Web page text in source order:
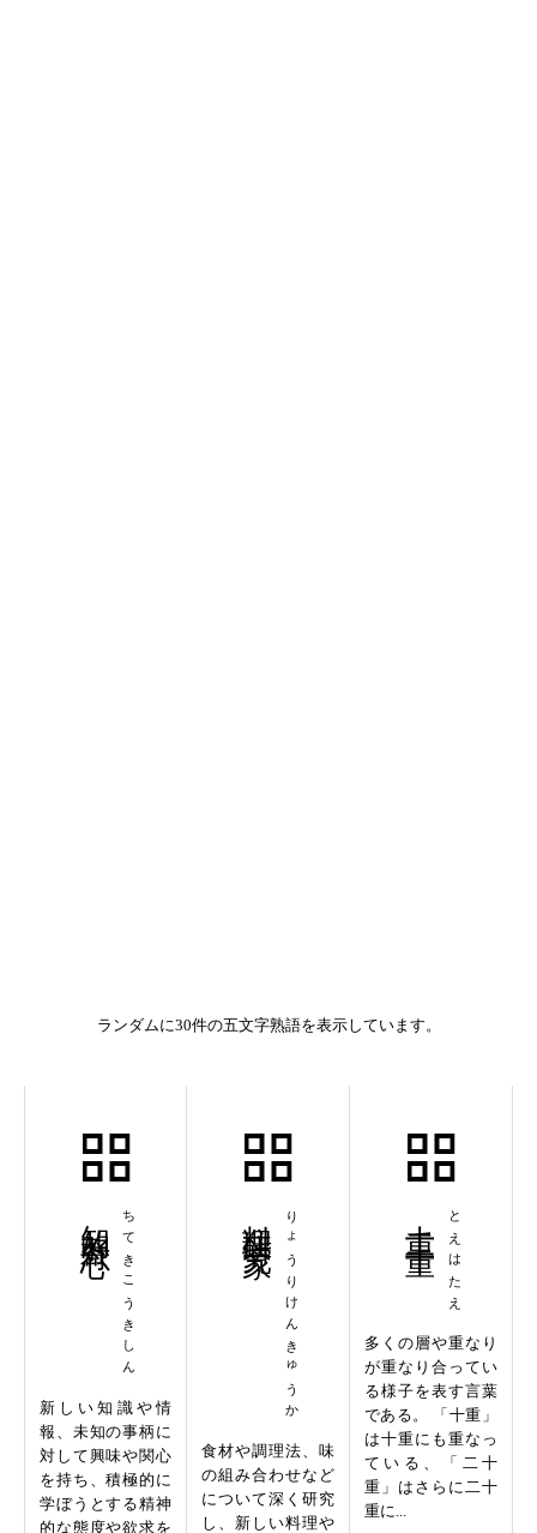
ランダムに30件の五文字熟語を表示しています。
ちてきこうきしん
新しい知識や情
報、未知の事柄に
対して興味や関心
を持ち、積極的に
学ぼうとする精神
的な態度や欲求を
りょうりけんきゅうか
食材や調理法、味
の組み合わせなど
について深く研究
し、新しい料理や
とえはたえ
多くの層や重なり
が重なり合ってい
る様子を表す言葉
である。 「十重」
は十重にも重なっ
ている、「二十
重」はさらに二十
重に...